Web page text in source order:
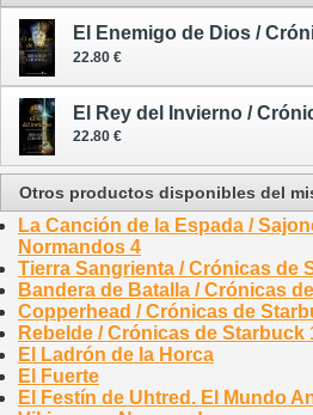
22.80 €
22.80 €
Otros productos disponibles del
La Canción de la Espada /
Normandos 4
Tierra Sangrienta / Crónicas de
Bandera de Batalla / Crónicas
Copperhead / Crónicas de
Rebelde / Crónicas de Starbuck
El Ladrón de la Horca
El Fuerte
El Festín de Uhtred. El Mundo